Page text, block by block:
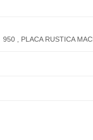
, PLACA RUSTICA